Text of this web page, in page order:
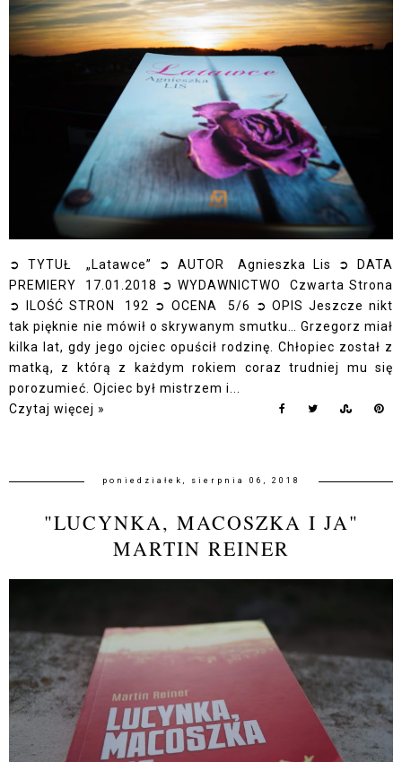
➲ TYTUŁ „Latawce” ➲ AUTOR Agnieszka Lis ➲ DATA
PREMIERY 17.01.2018 ➲ WYDAWNICTWO Czwarta Strona
➲ ILOŚĆ STRON 192 ➲ OCENA 5/6 ➲ OPIS Jeszcze nikt
tak pięknie nie mówił o skrywanym smutku… Grzegorz miał
kilka lat, gdy jego ojciec opuścił rodzinę. Chłopiec został z
matką, z którą z każdym rokiem coraz trudniej mu się
porozumieć. Ojciec był mistrzem i...
Czytaj więcej »
poniedziałek, sierpnia 06, 2018
"LUCYNKA, MACOSZKA I JA"
MARTIN REINER